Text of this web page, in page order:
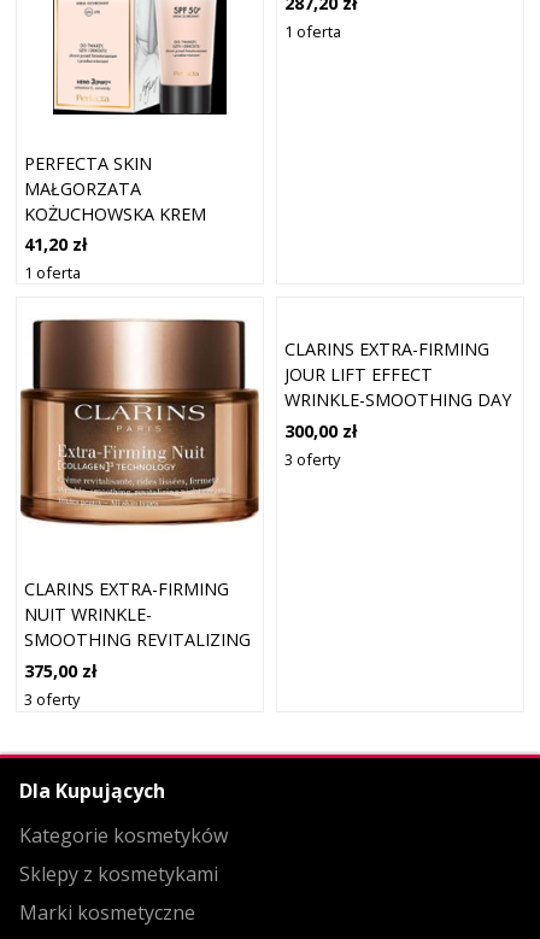
PERFECTA SKIN
MAŁGORZATA
KOŻUCHOWSKA KREM
OCHRONNY SPF 50+ DO
TWARZY, SZYI I DEKOLTU
41,20 zł
1 oferta
1 oferta
CLARINS EXTRA-FIRMING
NUIT WRINKLE-
SMOOTHING REVITALIZING
NIGHT CREAM ALL SKIN
TYPES (50 ML)
375,00 zł
3 oferty
CLARINS EXTRA-FIRMING
JOUR LIFT EFFECT
WRINKLE-SMOOTHING DAY
CREAM ALL SKIN TYPES (50
ML)
300,00 zł
3 oferty
Dla Kupujących
Kategorie kosmetyków
Sklepy z kosmetykami
Marki kosmetyczne